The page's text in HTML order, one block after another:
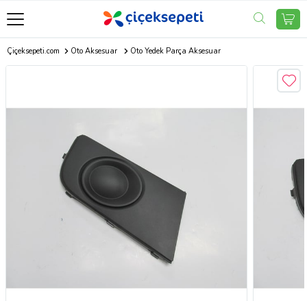
Çiçeksepeti.com Oto Aksesuar Oto Yedek Parça Aksesuar